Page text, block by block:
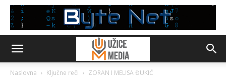
Naslovna Ključne reči ZORAN I MELISA ĐUKIĆ